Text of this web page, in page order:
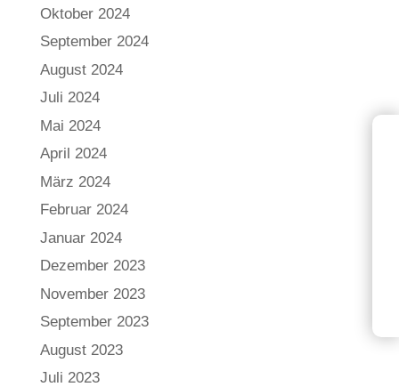
Oktober 2024
September 2024
August 2024
Juli 2024
Mai 2024
April 2024
März 2024
Februar 2024
Januar 2024
Dezember 2023
November 2023
September 2023
August 2023
Juli 2023